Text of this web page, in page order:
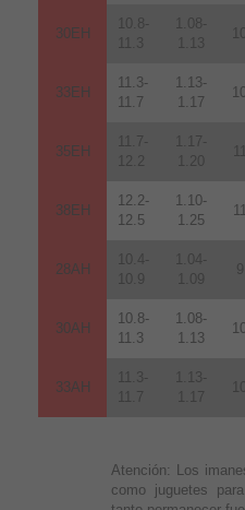
30EH
10.8-
11.3
1.08-
1.13
33EH
11.3-
11.7
1.13-
1.17
35EH
11.7-
12.2
1.17-
1.20
38EH
12.2-
12.5
1.10-
1.25
28AH
10.4-
10.9
1.04-
1.09
30AH
10.8-
11.3
1.08-
1.13
33AH
11.3-
11.7
1.13-
1.17
Atención: Los
como juguetes